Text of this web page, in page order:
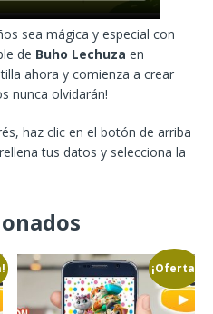
sea mágica y especial con
de Buho Lechuza en
ahora y comienza a crear
nunca olvidarán!
haz clic en el botón de arriba
tus datos y selecciona la
¡Oferta!